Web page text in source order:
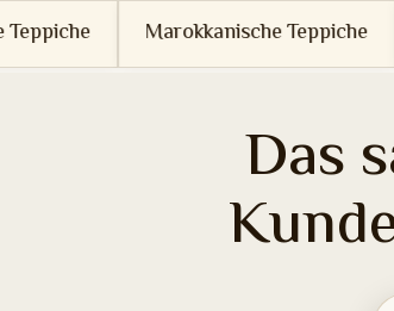
Marokkanische Teppiche Tunesische
Das